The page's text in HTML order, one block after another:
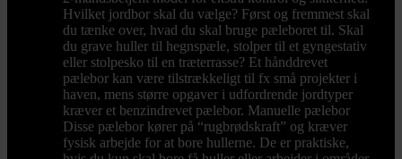
Hvilket jordbor skal du vælge? Først og fremmest skal
du tænke over, hvad du skal bruge pæleboret til. Skal
du grave huller til hegnspæle, stolper til et gyngestativ
eller stolpesko til en træterrasse? Et hånddrevet
pælebor kan være tilstrækkeligt til fx små projekter i
haven, mens større opgaver i udfordrende jordtyper
kræver et benzindrevet pælebor. Manuelle pælebor
Disse pælebor kører på “rugbrødskraft” og kræver
fysisk arbejde for at bore hullerne. De er praktiske,